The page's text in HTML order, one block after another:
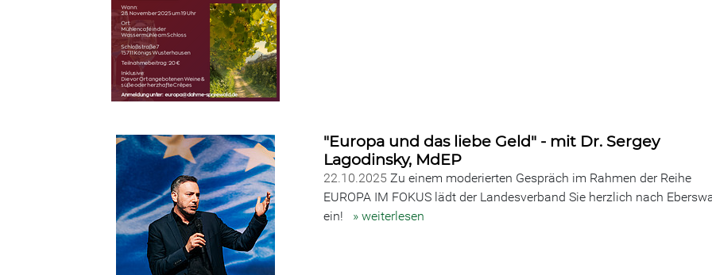
"Europa und das liebe Geld" - mit Dr. Sergey
Lagodinsky, MdEP
22.10.2025 Zu einem moderierten Gespräch im Rahmen der Reihe
EUROPA IM FOKUS lädt der Landesverband Sie herzlich nach
ein! » weiterlesen